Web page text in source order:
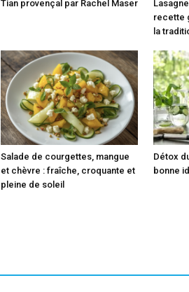
Tian provençal par Rachel Maser
recette
la
Salade de courgettes, mangue
et chèvre : fraîche, croquante et
pleine de soleil
Détox
bonne